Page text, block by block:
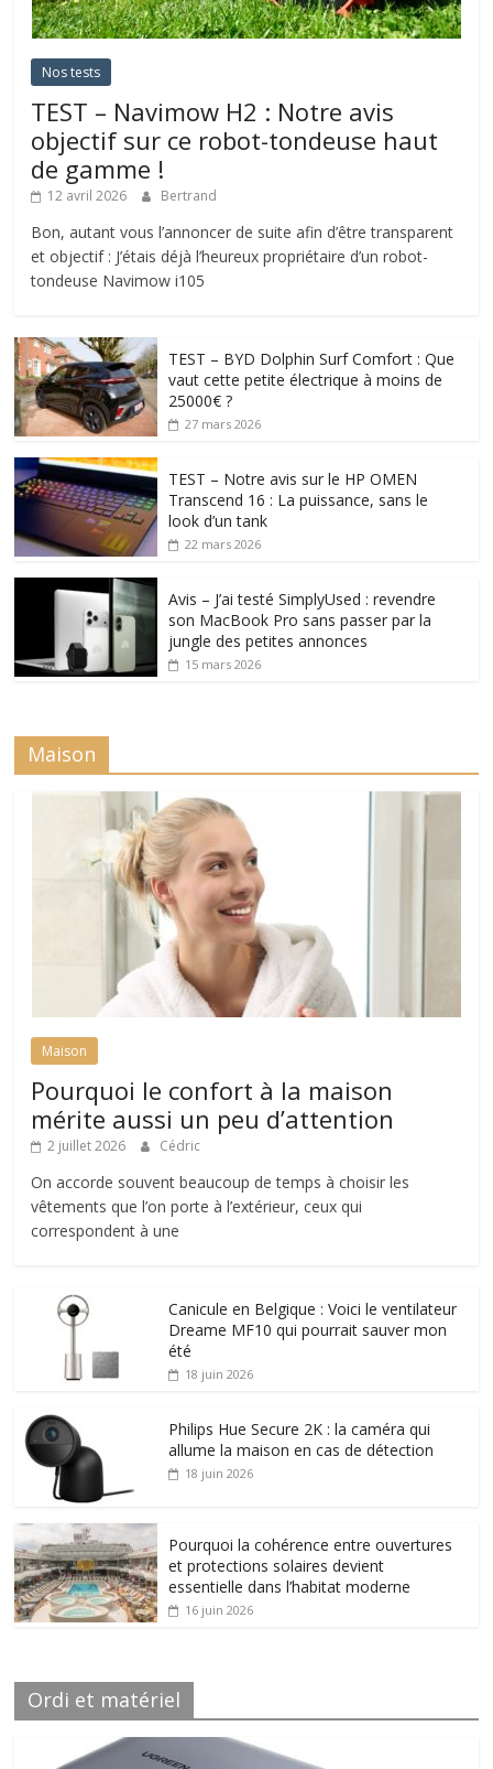
Nos tests
TEST – Navimow H2 : Notre avis
objectif sur ce robot-tondeuse haut
de gamme !
12 avril 2026 Bertrand
Bon, autant vous l’annoncer de suite afin d’être transparent
et objectif : J’étais déjà l’heureux propriétaire d’un robot-
tondeuse Navimow i105
TEST – BYD Dolphin Surf Comfort : Que
vaut cette petite électrique à moins de
25000€ ?
27 mars 2026
TEST – Notre avis sur le HP OMEN
Transcend 16 : La puissance, sans le
look d’un tank
22 mars 2026
Avis – J’ai testé SimplyUsed : revendre
son MacBook Pro sans passer par la
jungle des petites annonces
15 mars 2026
Maison
Maison
Pourquoi le confort à la maison
mérite aussi un peu d’attention
2 juillet 2026 Cédric
On accorde souvent beaucoup de temps à choisir les
vêtements que l’on porte à l’extérieur, ceux qui
correspondent à une
Canicule en Belgique : Voici le ventilateur
Dreame MF10 qui pourrait sauver mon
été
18 juin 2026
Philips Hue Secure 2K : la caméra qui
allume la maison en cas de détection
18 juin 2026
Pourquoi la cohérence entre ouvertures
et protections solaires devient
essentielle dans l’habitat moderne
16 juin 2026
Ordi et matériel